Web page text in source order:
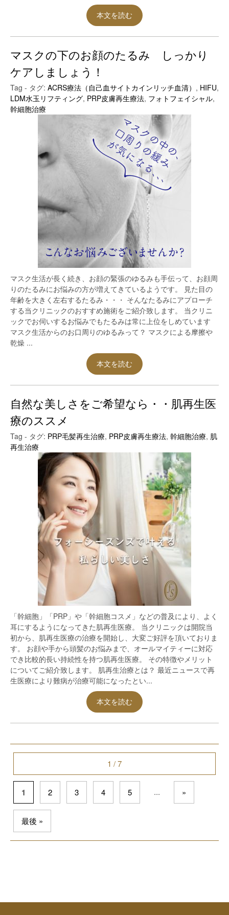
本文を読む
マスクの下のお顔のたるみ しっかり
ケアしましょう！
Tag - タグ: ACRS療法（自己血サイトカインリッチ血清） , HIFU,
LDM水玉リフティング, PRP皮膚再生療法, フォトフェイシャル,
幹細胞治療
マスク生活が長く続き、お顔の緊張のゆるみも手伝って、お顔周
りのたるみにお悩みの方が増えてきているようです。 見た目の
年齢を大きく左右するたるみ・・・ そんなたるみにアプローチ
する当クリニックのおすすめ施術をご紹介致します。 当クリニ
ックでお伺いするお悩みでもたるみは常に上位をしめています
マスク生活からのお口周りのゆるみって？ マスクによる摩擦や
乾燥 ...
本文を読む
自然な美しさをご希望なら・・肌再生医
療のススメ
Tag - タグ: PRP毛髪再生治療, PRP皮膚再生療法, 幹細胞治療, 肌
再生治療
「幹細胞」「PRP」や「幹細胞コスメ」などの普及により、よく
耳にするようになってきた肌再生医療。 当クリニックは開院当
初から、肌再生医療の治療を開始し、大変ご好評を頂いておりま
す。 お顔や手から頭髪のお悩みまで、オールマイティーに対応
でき比較的長い持続性を持つ肌再生医療。 その特徴やメリット
についてご紹介致します。 肌再生治療とは？ 最近ニュースで再
生医療により難病が治療可能になったとい...
本文を読む
1 / 7
1 2 3 4 5 ... »
最後 »